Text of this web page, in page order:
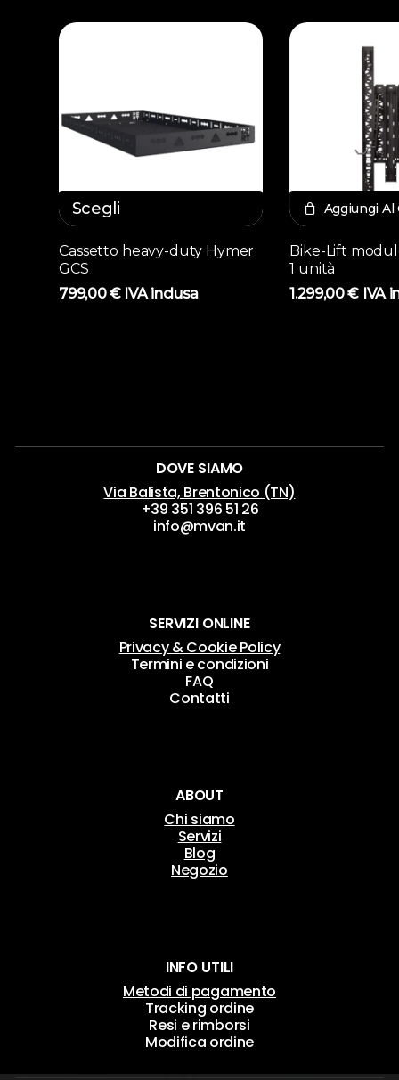
Scegli
prodotto
ha
scelte
pagina
Cassetto heavy-duty Hymer
GCS
799,00€ IVA inclusa
Aggiungi Al
Bike-Lift
1 unità
1.299,00€ IVA
DOVE SIAMO
Via Balista, Brentonico (TN)
+39 351 396 51 26
info@mvan.it
SERVIZI ONLINE
Privacy & Cookie Policy
Termini e condizioni
FAQ
Contatti
ABOUT
Chi siamo
Servizi
Blog
Negozio
INFO UTILI
Metodi di pagamento
Tracking ordine
Resi e rimborsi
Modifica ordine